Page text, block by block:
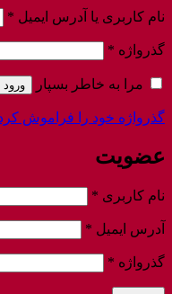
نام کاربری یا آدرس ایمیل *
گذرواژه *
مرا به خاطر بسپار ورود
گذرواژه خود را فراموش
عضویت
نام کاربری *
آدرس ایمیل *
گذرواژه *